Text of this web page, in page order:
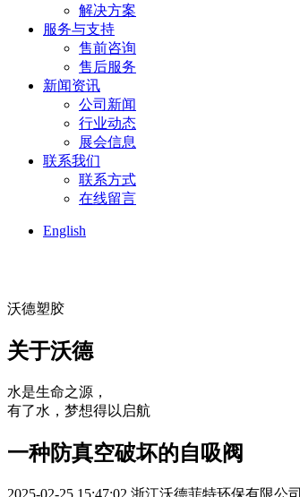
解决方案
服务与支持
售前咨询
售后服务
新闻资讯
公司新闻
行业动态
展会信息
联系我们
联系方式
在线留言
English
沃德塑胶
关于沃德
水是生命之源，
有了水，梦想得以启航
一种防真空破坏的自吸阀
2025-02-25 15:47:02 浙江沃德菲特环保有限公司